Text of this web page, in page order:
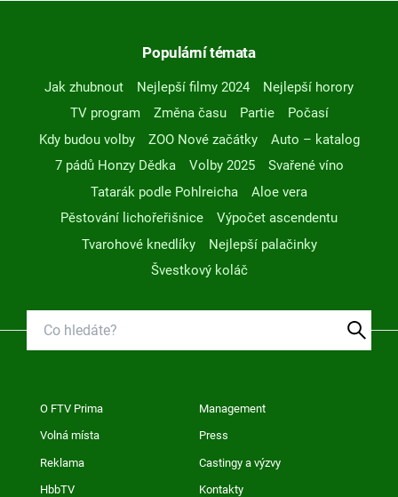
Populární témata
Jak zhubnout Nejlepší filmy 2024
Nejlepší horory
TV program
Změna času Partie
Počasí
Kdy budou volby
ZOO Nové začátky
Auto – katalog
7 pádů Honzy Dědka
Volby 2025
Svařené víno
Tatarák podle Pohlreicha
Aloe vera
Pěstování lichořeřišnice
Výpočet ascendentu
Tvarohové knedlíky
Nejlepší palačinky
Švestkový koláč
O FTV Prima Management
Volná místa Press
Reklama Castingy a výzvy
HbbTV Kontakty